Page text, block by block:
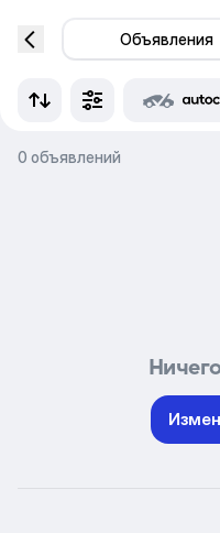
Объявления
0 объявлений